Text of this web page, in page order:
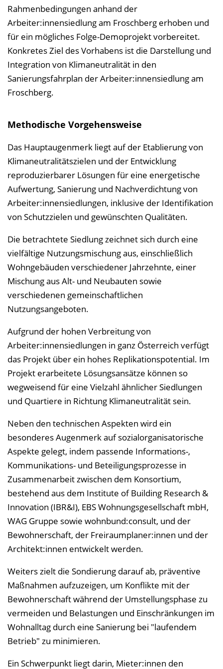
Rahmenbedingungen anhand der
Arbeiter:innensiedlung am Froschberg erhoben und
für ein mögliches Folge-Demoprojekt vorbereitet.
Konkretes Ziel des Vorhabens ist die Darstellung und
Integration von Klimaneutralität in den
Sanierungsfahrplan der Arbeiter:innensiedlung am
Froschberg.
Methodische Vorgehensweise
Das Hauptaugenmerk liegt auf der Etablierung von
Klimaneutralitätszielen und der Entwicklung
reproduzierbarer Lösungen für eine energetische
Aufwertung, Sanierung und Nachverdichtung von
Arbeiter:innensiedlungen, inklusive der Identifikation
von Schutzzielen und gewünschten Qualitäten.
Die betrachtete Siedlung zeichnet sich durch eine
vielfältige Nutzungsmischung aus, einschließlich
Wohngebäuden verschiedener Jahrzehnte, einer
Mischung aus Alt- und Neubauten sowie
verschiedenen gemeinschaftlichen
Nutzungsangeboten.
Aufgrund der hohen Verbreitung von
Arbeiter:innensiedlungen in ganz Österreich verfügt
das Projekt über ein hohes Replikationspotential. Im
Projekt erarbeitete Lösungsansätze können so
wegweisend für eine Vielzahl ähnlicher Siedlungen
und Quartiere in Richtung Klimaneutralität sein.
Neben den technischen Aspekten wird ein
besonderes Augenmerk auf sozialorganisatorische
Aspekte gelegt, indem passende Informations-,
Kommunikations- und Beteiligungsprozesse in
Zusammenarbeit zwischen dem Konsortium,
bestehend aus dem Institute of Building Research &
Innovation (IBR&I), EBS Wohnungsgesellschaft mbH,
WAG Gruppe sowie wohnbund:consult, und der
Bewohnerschaft, der Freiraumplaner:innen und der
Architekt:innen entwickelt werden.
Weiters zielt die Sondierung darauf ab, präventive
Maßnahmen aufzuzeigen, um Konflikte mit der
Bewohnerschaft während der Umstellungsphase zu
vermeiden und Belastungen und Einschränkungen im
Wohnalltag durch eine Sanierung bei "laufendem
Betrieb" zu minimieren.
Ein Schwerpunkt liegt darin, Mieter:innen den